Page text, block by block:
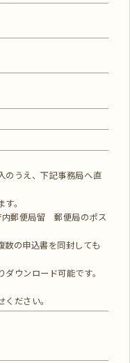
のうえ、下記事務局へ直
。
郵便局留 郵便局のポス
の申込書を同封しても
ウンロード可能です。
ださい。